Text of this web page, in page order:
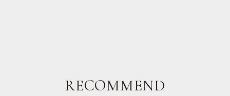
RECOMMEND